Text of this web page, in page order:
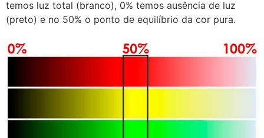
temos luz total (branco), 0% temos ausência de luz
(preto) e no 50% o ponto de equilíbrio da cor pura.